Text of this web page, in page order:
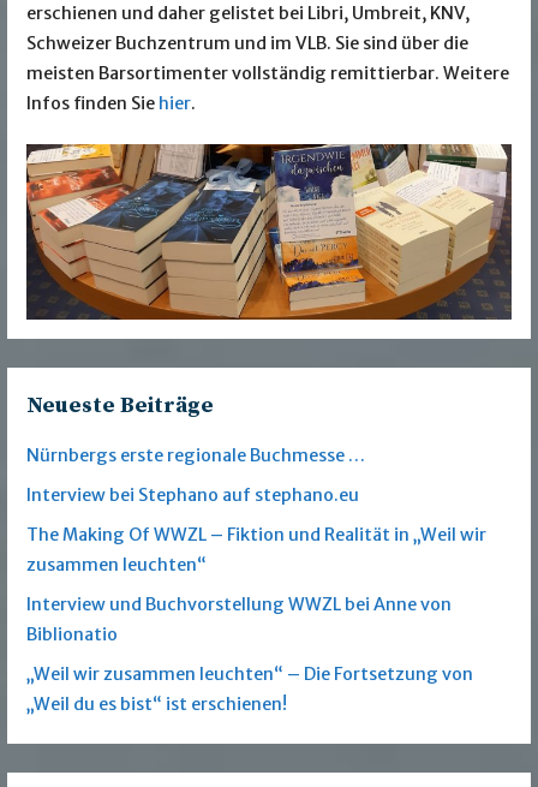
erschienen und daher gelistet bei Libri, Umbreit, KNV,
Schweizer Buchzentrum und im VLB. Sie sind über die
meisten Barsortimenter vollständig remittierbar. Weitere
Infos finden Sie hier.
Neueste Beiträge
Nürnbergs erste regionale Buchmesse …
Interview bei Stephano auf stephano.eu
The Making Of WWZL – Fiktion und Realität in „Weil wir
zusammen leuchten“
Interview und Buchvorstellung WWZL bei Anne von
Biblionatio
„Weil wir zusammen leuchten“ – Die Fortsetzung von
„Weil du es bist“ ist erschienen!